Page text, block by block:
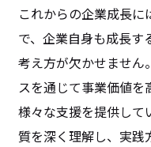
これからの企業成長に
で、企業自身も成長す
考え方が欠かせません
スを通じて事業価値を
様々な支援を提供して
質を深く理解し、実践